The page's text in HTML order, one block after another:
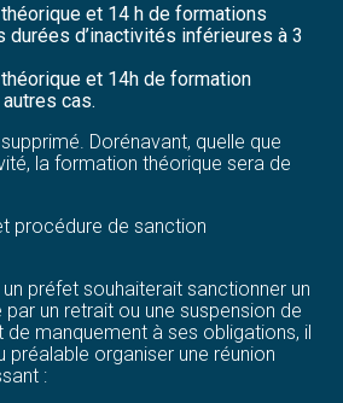
et 14 h de formations
durées d’inactivités inférieures à 3
et 14h de formation
cas.
Dorénavant, quelle que
la formation théorique sera de
procédure de sanction
un préfet souhaiterait sanctionner un
un retrait ou une suspension de
manquement à ses obligations, il
préalable organiser une réunion
: